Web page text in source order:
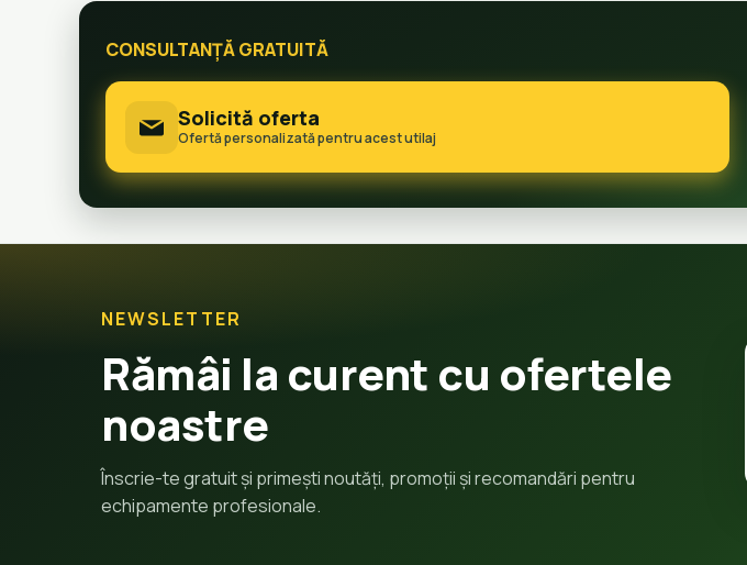
CONSULTANȚĂ GRATUITĂ
Solicită oferta
Ofertă personalizată pentru acest utilaj
NEWSLETTER
Rămâi la curent cu ofertele
noastre
Înscrie-te gratuit și primești noutăți, promoții și recomandări pentru
echipamente profesionale.